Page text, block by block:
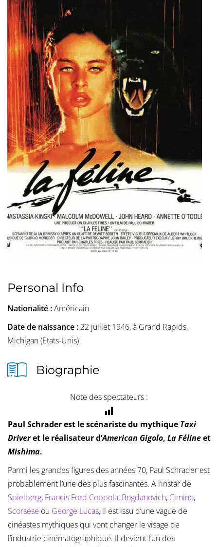
Personal Info
Nationalité :Américain
Date de naissance : 22 juillet 1946, à Grand Rapids,
Michigan (Etats-Unis)
Biographie
Note des spectateurs :
Paul Schrader est le scénariste du mythique Taxi
Driveret le réalisateur d’American Gigolo, La Félineet
Mishima.
Parmi les grandes figures des années 70, Paul Schrader est
probablement l’une des plus fascinantes. A l’instar de
Spielberg, Francis Ford Coppola, Bogdanovich, Cimino,
Scorsese ou George Lucas, il est issu d’une vague de
cinéastes mythiques qui vont changer le visage de
l’industrie cinématographique. Il devient l’un des